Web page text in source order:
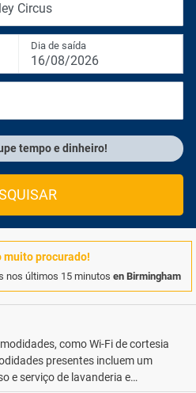
Circus
Dia de saída
16/08/2026
tempo e dinheiro!
muito procurado!
nos últimos 15 minutos en Birmingham
como Wi-Fi de cortesia
presentes incluem um
e serviço de lavanderia e